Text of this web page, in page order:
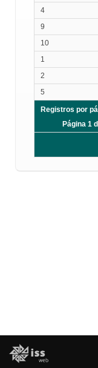
4
9
10
1
2
5
Registros por
Página 1